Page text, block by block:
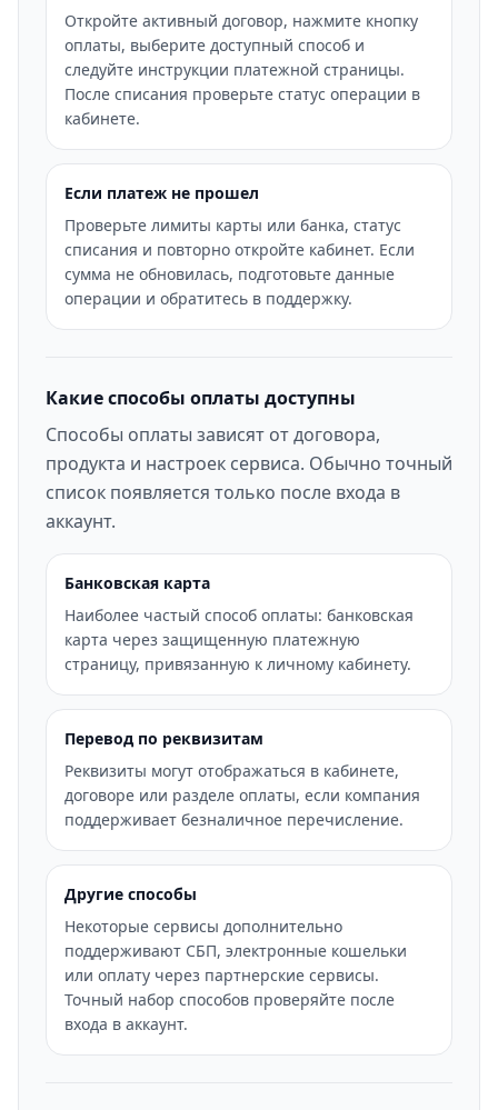
Откройте активный договор, нажмите кнопку
оплаты, выберите доступный способ и
следуйте инструкции платежной страницы.
После списания проверьте статус операции в
кабинете.
Если платеж не прошел
Проверьте лимиты карты или банка, статус
списания и повторно откройте кабинет. Если
сумма не обновилась, подготовьте данные
операции и обратитесь в поддержку.
Какие способы оплаты доступны
Способы оплаты зависят от договора,
продукта и настроек сервиса. Обычно точный
список появляется только после входа в
аккаунт.
Банковская карта
Наиболее частый способ оплаты: банковская
карта через защищенную платежную
страницу, привязанную к личному кабинету.
Перевод по реквизитам
Реквизиты могут отображаться в кабинете,
договоре или разделе оплаты, если компания
поддерживает безналичное перечисление.
Другие способы
Некоторые сервисы дополнительно
поддерживают СБП, электронные кошельки
или оплату через партнерские сервисы.
Точный набор способов проверяйте после
входа в аккаунт.